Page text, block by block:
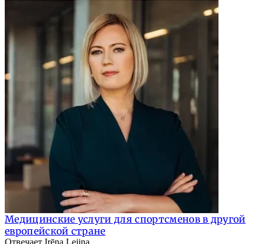
Медицинские услуги для спортсменов в другой
европейской стране
Отвечает Irēna Lejiņa